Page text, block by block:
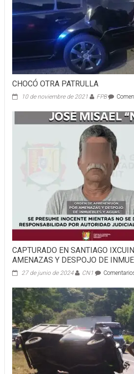
CHOCÓ OTRA PATRULLA
10 de noviembre de 2021 FPB
CAPTURADO EN SANTIAGO
AMENAZAS Y DESPOJO DE
27 de junio de 2024 CN1